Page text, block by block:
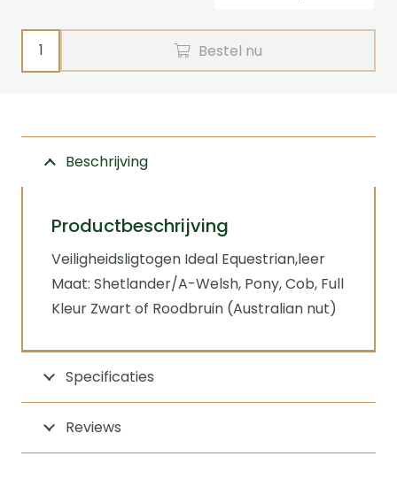
Veiligheidsligtogen
Luxe
Equestrian
aantal
Bestel nu
Beschrijving
Productbeschrijving
Veiligheidsligtogen Ideal Equestrian,leer
Maat: Shetlander/A-Welsh, Pony, Cob, Full
Kleur Zwart of Roodbruin (Australian nut)
Specificaties
Reviews